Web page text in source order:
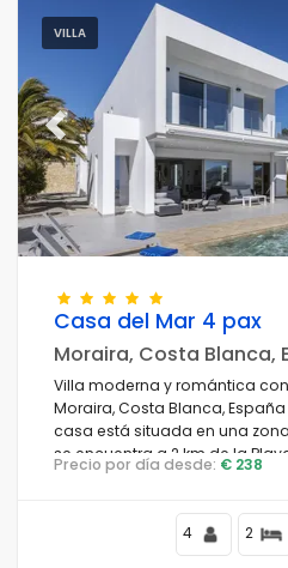
VILLA
Previous
Casa del Mar 4 pax
Moraira, Costa Blanca,
Villa moderna y romántica
Moraira, Costa Blanca,
casa está situada en una
se encuentra a 2 km de la
Precio por día desde: € 238
4 2